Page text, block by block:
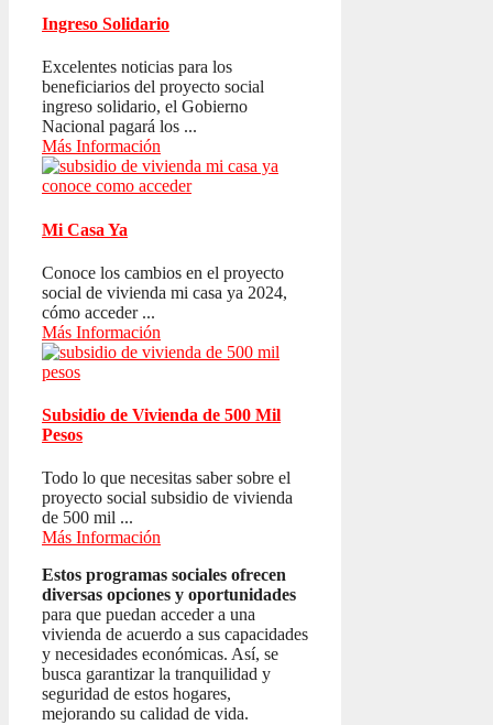
Ingreso Solidario
Excelentes noticias para los
beneficiarios del proyecto social
ingreso solidario, el Gobierno
Nacional pagará los ...
Más Información
Mi Casa Ya
Conoce los cambios en el proyecto
social de vivienda mi casa ya 2024,
cómo acceder ...
Más Información
Subsidio de Vivienda de 500 Mil
Pesos
Todo lo que necesitas saber sobre el
proyecto social subsidio de vivienda
de 500 mil ...
Más Información
Estos programas sociales ofrecen
diversas opciones y oportunidades
para que puedan acceder a una
vivienda de acuerdo a sus capacidades
y necesidades económicas. Así, se
busca garantizar la tranquilidad y
seguridad de estos hogares,
mejorando su calidad de vida.